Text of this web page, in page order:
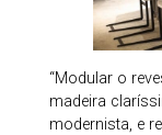
“Modular o
madeira
modernista, e